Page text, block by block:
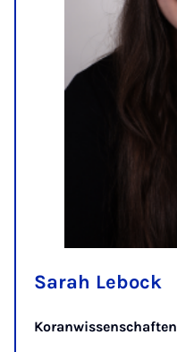
Sarah Lebock
Koranwissenschaften